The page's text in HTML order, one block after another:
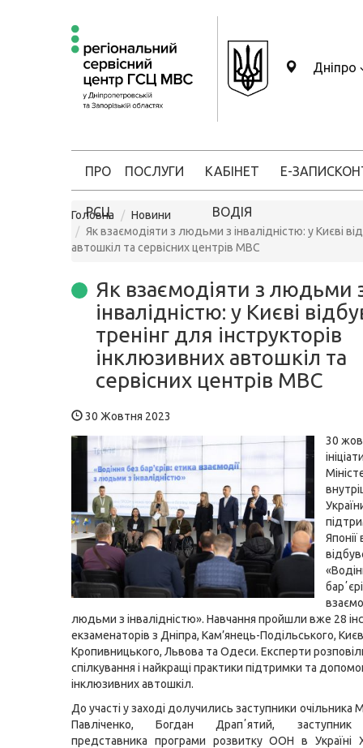
Дніпро
ПРО
РСЦ
ПОСЛУГИ КАБІНЕТ
ВОДІЯ
Е-ЗАПИС
Головна
Новини
Як взаємодіяти з людьми з інвалідністю: у Києві
автошкіл та сервісних центрів МВС
Як взаємодіяти з людьми
інвалідністю: у Києві
тренінг для інструкторів
інклюзивних автошкіл та
сервісних центрів МВС
30 Жовтня 2023
30
Японії
людьми з інвалідністю». Навчання пройшли вже 28
екзаменаторів з Дніпра, Кам’янець-Подільського,
Кропивницького, Львова та Одеси. Експерти
спілкування і найкращі практики підтримки та
інклюзивних автошкіл.
До участі у заході долучились заступники очільника
Павліченко, Богдан Драпʼятий, заступник
представника програми розвитку ООН в Україні